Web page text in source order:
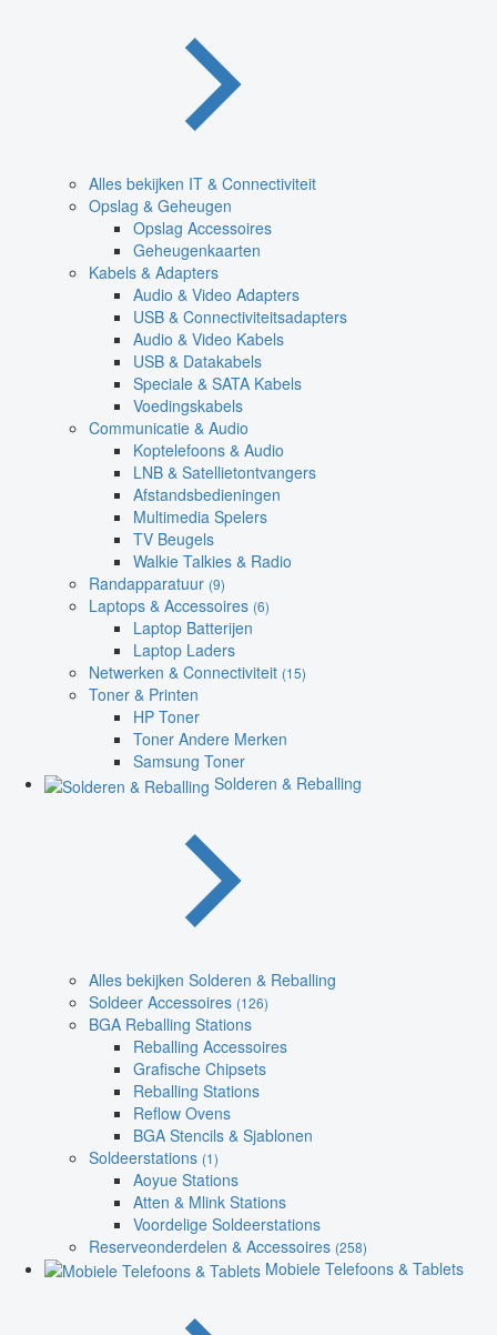
Alles bekijken IT & Connectiviteit
Opslag & Geheugen
Opslag Accessoires
Geheugenkaarten
Kabels & Adapters
Audio & Video Adapters
USB & Connectiviteitsadapters
Audio & Video Kabels
USB & Datakabels
Speciale & SATA Kabels
Voedingskabels
Communicatie & Audio
Koptelefoons & Audio
LNB & Satellietontvangers
Afstandsbedieningen
Multimedia Spelers
TV Beugels
Walkie Talkies & Radio
Randapparatuur (9)
Laptops & Accessoires (6)
Laptop Batterijen
Laptop Laders
Netwerken & Connectiviteit (15)
Toner & Printen
HP Toner
Toner Andere Merken
Samsung Toner
Solderen & Reballing
Alles bekijken Solderen & Reballing
Soldeer Accessoires (126)
BGA Reballing Stations
Reballing Accessoires
Grafische Chipsets
Reballing Stations
Reflow Ovens
BGA Stencils & Sjablonen
Soldeerstations (1)
Aoyue Stations
Atten & Mlink Stations
Voordelige Soldeerstations
Reserveonderdelen & Accessoires (258)
Mobiele Telefoons & Tablets